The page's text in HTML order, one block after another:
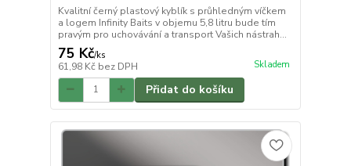
Kvalitní černý plastový kyblík s průhledným víčkem
a logem Infinity Baits v objemu 5,8 litru bude tím
pravým pro uchovávání a transport Vašich nástrah...
75 Kč/ks
61,98 Kč bez DPH Skladem
Přidat do košíku